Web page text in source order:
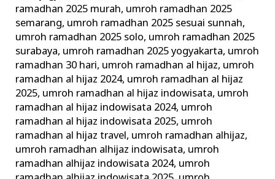
ramadhan 2025 murah, umroh ramadhan 2025
semarang, umroh ramadhan 2025 sesuai sunnah,
umroh ramadhan 2025 solo, umroh ramadhan 2025
surabaya, umroh ramadhan 2025 yogyakarta, umroh
ramadhan 30 hari, umroh ramadhan al hijaz, umroh
ramadhan al hijaz 2024, umroh ramadhan al hijaz
2025, umroh ramadhan al hijaz indowisata, umroh
ramadhan al hijaz indowisata 2024, umroh
ramadhan al hijaz indowisata 2025, umroh
ramadhan al hijaz travel, umroh ramadhan alhijaz,
umroh ramadhan alhijaz indowisata, umroh
ramadhan alhijaz indowisata 2024, umroh